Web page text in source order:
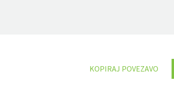
KOPIRAJ POVEZAVO